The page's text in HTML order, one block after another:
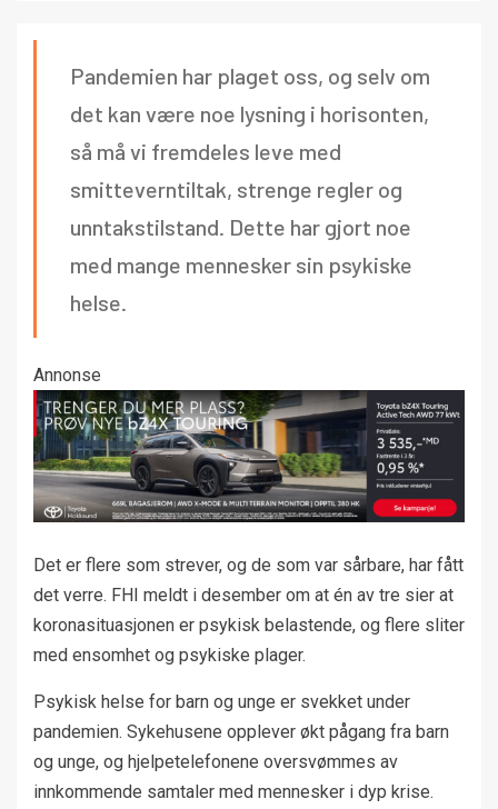
Pandemien har plaget oss, og selv om
det kan være noe lysning i horisonten,
så må vi fremdeles leve med
smitteverntiltak, strenge regler og
unntakstilstand. Dette har gjort noe
med mange mennesker sin psykiske
helse.
Annonse
Det er flere som strever, og de som var sårbare, har fått
det verre. FHI meldt i desember om at én av tre sier at
koronasituasjonen er psykisk belastende, og flere sliter
med ensomhet og psykiske plager.
Psykisk helse for barn og unge er svekket under
pandemien. Sykehusene opplever økt pågang fra barn
og unge, og hjelpetelefonene oversvømmes av
innkommende samtaler med mennesker i dyp krise.